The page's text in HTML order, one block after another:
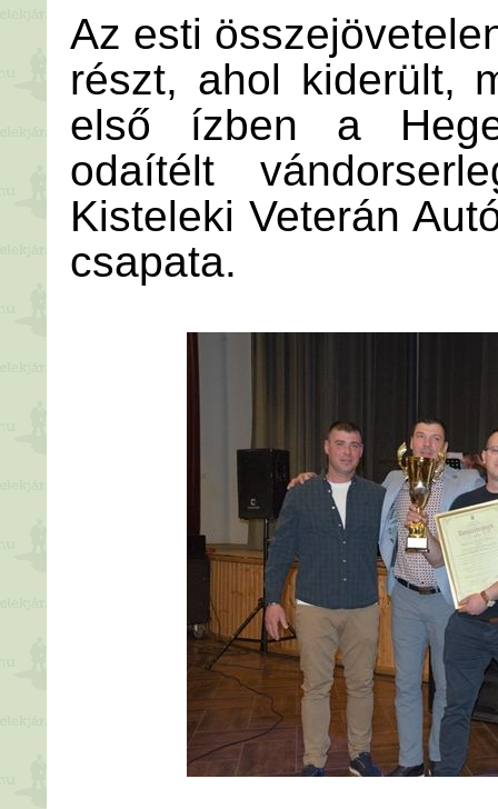
Az esti
részt, ahol kiderült,
első ízben a
odaítélt
Kisteleki Veterán
csapata.